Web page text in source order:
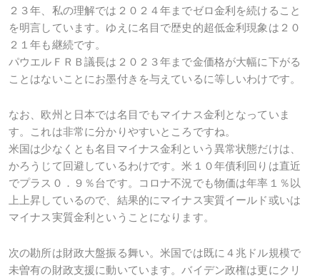
２３年、私の理解では２０２４年までゼロ金利を続けること
を明言しています。ゆえに名目で歴史的超低金利現象は２０
２１年も継続です。
パウエルＦＲＢ議長は２０２３年まで金価格が大幅に下がる
ことはないことにお墨付きを与えているに等しいわけです。
なお、欧州と日本では名目でもマイナス金利となっていま
す。これは非常に分かりやすいところですね。
米国は少なくとも名目マイナス金利という異常状態だけは、
かろうじて回避しているわけです。米１０年債利回りは直近
でプラス０．９％台です。コロナ不況でも物価は年率１％以
上上昇しているので、結果的にマイナス実質イールド或いは
マイナス実質金利ということになります。
次の勘所は財政大盤振る舞い。米国では既に４兆ドル規模で
未曽有の財政支援に動いています。バイデン政権は更にクリ